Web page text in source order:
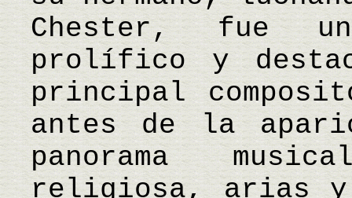
Chester, fue
prolífico y
principal
antes de la
panorama
religiosa, arias y